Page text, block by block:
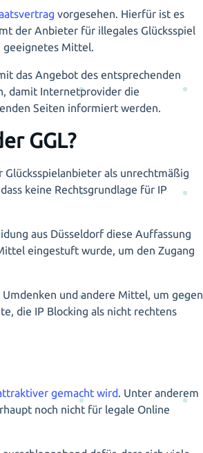
vorgesehen. Hierfür ist es
der Anbieter für illegales Glücksspiel
geeignetes Mittel.
das Angebot des entsprechenden
damit Internetprovider die
Seiten informiert werden.
GGL?
als unrechtmäßig
keine Rechtsgrundlage für IP
aus Düsseldorf diese Auffassung
eingestuft wurde, um den Zugang
Umdenken und andere Mittel, um gegen
die IP Blocking als nicht rechtens
gemacht wird. Unter anderem
noch nicht für legale Online